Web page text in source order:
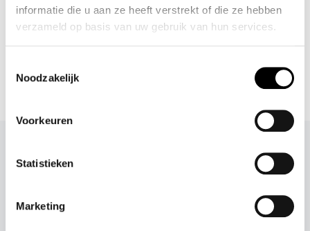
informatie die u aan ze heeft verstrekt of die ze hebben
verzameld op basis van uw gebruik van hun services.
Noodzakelijk
Voorkeuren
Statistieken
Marketing
PIECES JEANS ZOE FLARED MIDWAIST 30"
DIT ZEGGEN KAE'S